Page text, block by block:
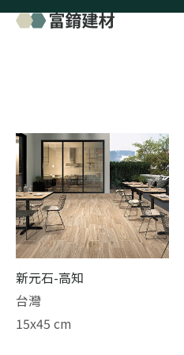
新元石-高知
台灣
15x45 cm